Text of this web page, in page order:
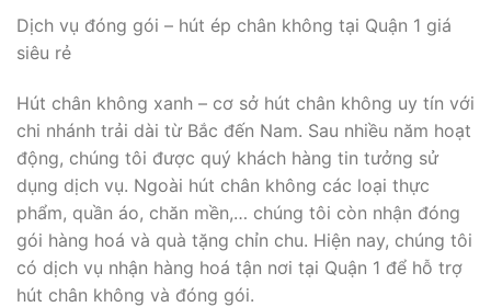
Dịch vụ đóng gói – hút ép chân không tại Quận 1 giá
siêu rẻ
Hút chân không xanh – cơ sở hút chân không uy tín với
chi nhánh trải dài từ Bắc đến Nam. Sau nhiều năm hoạt
động, chúng tôi được quý khách hàng tin tưởng sử
dụng dịch vụ. Ngoài hút chân không các loại thực
phẩm, quần áo, chăn mền,… chúng tôi còn nhận đóng
gói hàng hoá và quà tặng chỉn chu. Hiện nay, chúng tôi
có dịch vụ nhận hàng hoá tận nơi tại Quận 1 để hỗ trợ
hút chân không và đóng gói.